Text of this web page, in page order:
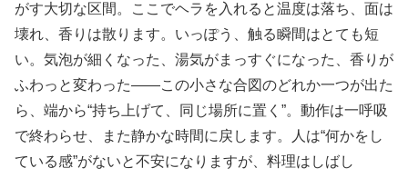
がす大切な区間。ここでヘラを入れると温度は落ち、面は
壊れ、香りは散ります。いっぽう、触る瞬間はとても短
い。気泡が細くなった、湯気がまっすぐになった、香りが
ふわっと変わった——この小さな合図のどれか一つが出た
ら、端から“持ち上げて、同じ場所に置く”。動作は一呼吸
で終わらせ、また静かな時間に戻します。人は“何かをし
ている感”がないと不安になりますが、料理はしばし